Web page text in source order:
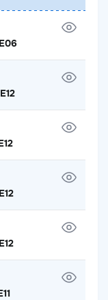
E06
E12
E12
E12